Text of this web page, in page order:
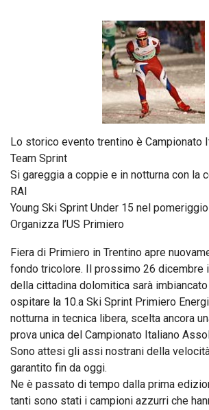
Lo storico evento trentino è Campionato
Team Sprint
Si gareggia a coppie e in notturna con la
RAI
Young Ski Sprint Under 15 nel pomeriggio
Organizza l’US Primiero
Fiera di Primiero in Trentino apre
fondo tricolore. Il prossimo 26 dicembre
della cittadina dolomitica sarà
ospitare la 10.a Ski Sprint Primiero
notturna in tecnica libera, scelta ancora
prova unica del Campionato Italiano
Sono attesi gli assi nostrani della
garantito fin da oggi.
Ne è passato di tempo dalla prima
tanti sono stati i campioni azzurri che